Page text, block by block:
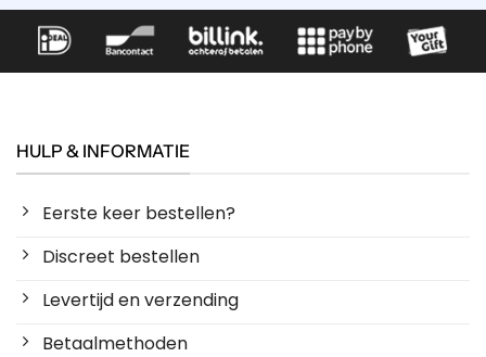
HULP & INFORMATIE
Eerste keer bestellen?
Discreet bestellen
Levertijd en verzending
Betaalmethoden